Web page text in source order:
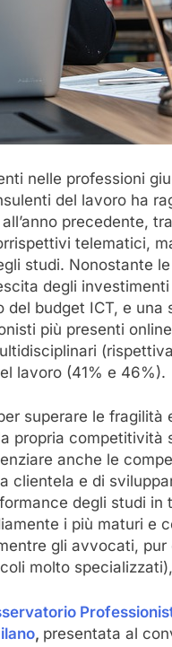
nelle professioni
del lavoro ha
precedente,
telematici,
studi. Nonostante
degli
budget ICT, e una
più presenti
lavoro (41% e 46%).
superare le fragilità
propria competitività
anche le
e di
degli studi
i più maturi e
gli avvocati,
molto
, presentata al